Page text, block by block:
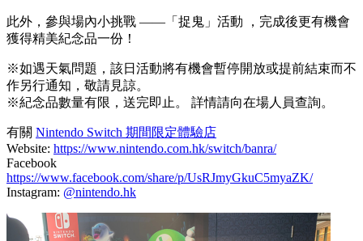
此外，參與場內小挑戰 ——「捉鬼」活動 ，完成後更有機會
獲得精美紀念品一份！
※如遇天氣問題，該日活動將有機會暫停開放或提前結束而不
作另行通知，敬請見諒。
※紀念品數量有限，送完即止。 詳情請向在場人員查詢。
有關 Nintendo Switch 期間限定體驗店
Website: https://www.nintendo.com.hk/switch/banra/
Facebook
https://www.facebook.com/share/p/UsRJmyGkuC5myaZK/
Instagram: @nintendo.hk